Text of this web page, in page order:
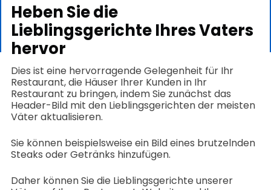
Heben Sie die
Lieblingsgerichte Ihres Vaters
hervor
Dies ist eine hervorragende Gelegenheit für Ihr
Restaurant, die Häuser Ihrer Kunden in Ihr
Restaurant zu bringen, indem Sie zunächst das
Header-Bild mit den Lieblingsgerichten der meisten
Väter aktualisieren.
Sie können beispielsweise ein Bild eines brutzelnden
Steaks oder Getränks hinzufügen.
Daher können Sie die Lieblingsgerichte unserer